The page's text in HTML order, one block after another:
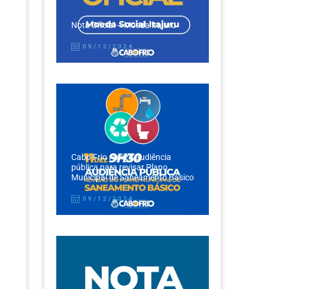
Nota Oficial – Moeda Itajuru
09/12/2024
Cabo Frio realiza audiência
pública para revisar Plano
Municipal de Saneamento Básico
09/12/2024